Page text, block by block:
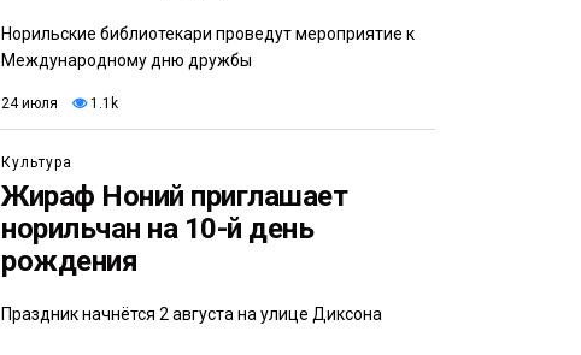
Норильские библиотекари проведут мероприятие к
Международному дню дружбы
24 июля 1.1k
Культура
Жираф Ноний приглашает
норильчан на 10-й день
рождения
Праздник начнётся 2 августа на улице Диксона